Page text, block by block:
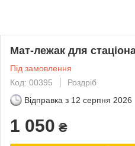
Мат-лежак для
Під замовлення
Код: 00395
Роздріб
Відправка з 12 серпня 2026
1 050 ₴